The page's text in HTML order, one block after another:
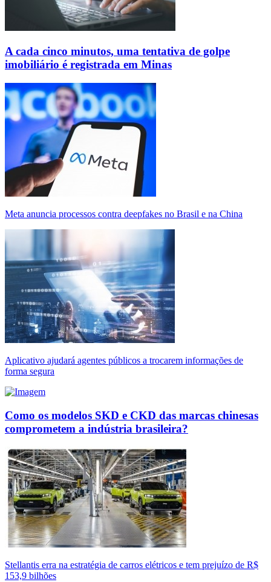
A cada cinco minutos, uma tentativa de golpe
imobiliário é registrada em Minas
Meta anuncia processos contra deepfakes no Brasil e na China
Aplicativo ajudará agentes públicos a trocarem informações de
forma segura
Como os modelos SKD e CKD das marcas chinesas
comprometem a indústria brasileira?
Stellantis erra na estratégia de carros elétricos e tem prejuízo de R$
153,9 bilhões